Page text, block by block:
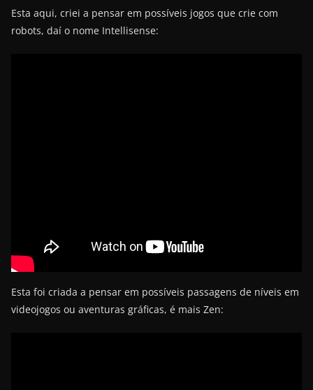
Esta aqui, criei a pensar em possíveis jogos que crie com
robots, daí o nome Intellisense:
Esta foi criada a pensar em possíveis passagens de níveis em
videojogos ou aventuras gráficas, é mais Zen: